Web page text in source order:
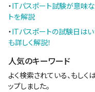
・ITパスポート試験が意味
トを解説
・ITパスポートの試験日は
も詳しく解説！
人気のキーワード
よく検索されている、もし
ップしました。